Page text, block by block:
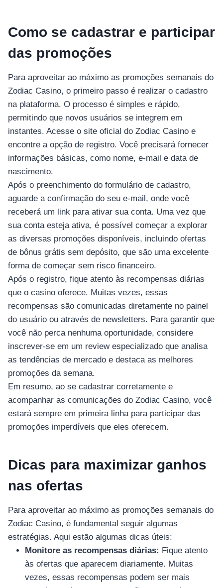
Como se cadastrar e participar
das promoções
Para aproveitar ao máximo as promoções semanais do
Zodiac Casino, o primeiro passo é realizar o cadastro
na plataforma. O processo é simples e rápido,
permitindo que novos usuários se integrem em
instantes. Acesse o site oficial do Zodiac Casino e
encontre a opção de registro. Você precisará fornecer
informações básicas, como nome, e-mail e data de
nascimento.
Após o preenchimento do formulário de cadastro,
aguarde a confirmação do seu e-mail, onde você
receberá um link para ativar sua conta. Uma vez que
sua conta esteja ativa, é possível começar a explorar
as diversas promoções disponíveis, incluindo ofertas
de bônus grátis sem depósito, que são uma excelente
forma de começar sem risco financeiro.
Após o registro, fique atento às recompensas diárias
que o casino oferece. Muitas vezes, essas
recompensas são comunicadas diretamente no painel
do usuário ou através de newsletters. Para garantir que
você não perca nenhuma oportunidade, considere
inscrever-se em um review especializado que analisa
as tendências de mercado e destaca as melhores
promoções da semana.
Em resumo, ao se cadastrar corretamente e
acompanhar as comunicações do Zodiac Casino, você
estará sempre em primeira linha para participar das
promoções imperdíveis que eles oferecem.
Dicas para maximizar ganhos
nas ofertas
Para aproveitar ao máximo as promoções semanais do
Zodiac Casino, é fundamental seguir algumas
estratégias. Aqui estão algumas dicas úteis:
Monitore as recompensas diárias: Fique atento
às ofertas que aparecem diariamente. Muitas
vezes, essas recompensas podem ser mais